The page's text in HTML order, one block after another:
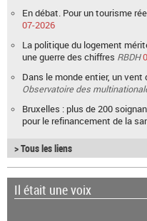
En débat. Pour un tourisme
07-2026
La politique du logement
une guerre des chiffres RBDH
Dans le monde entier, un
Observatoire des
Bruxelles : plus de 200
pour le refinancement de la
> Tous les liens
Il était une voix